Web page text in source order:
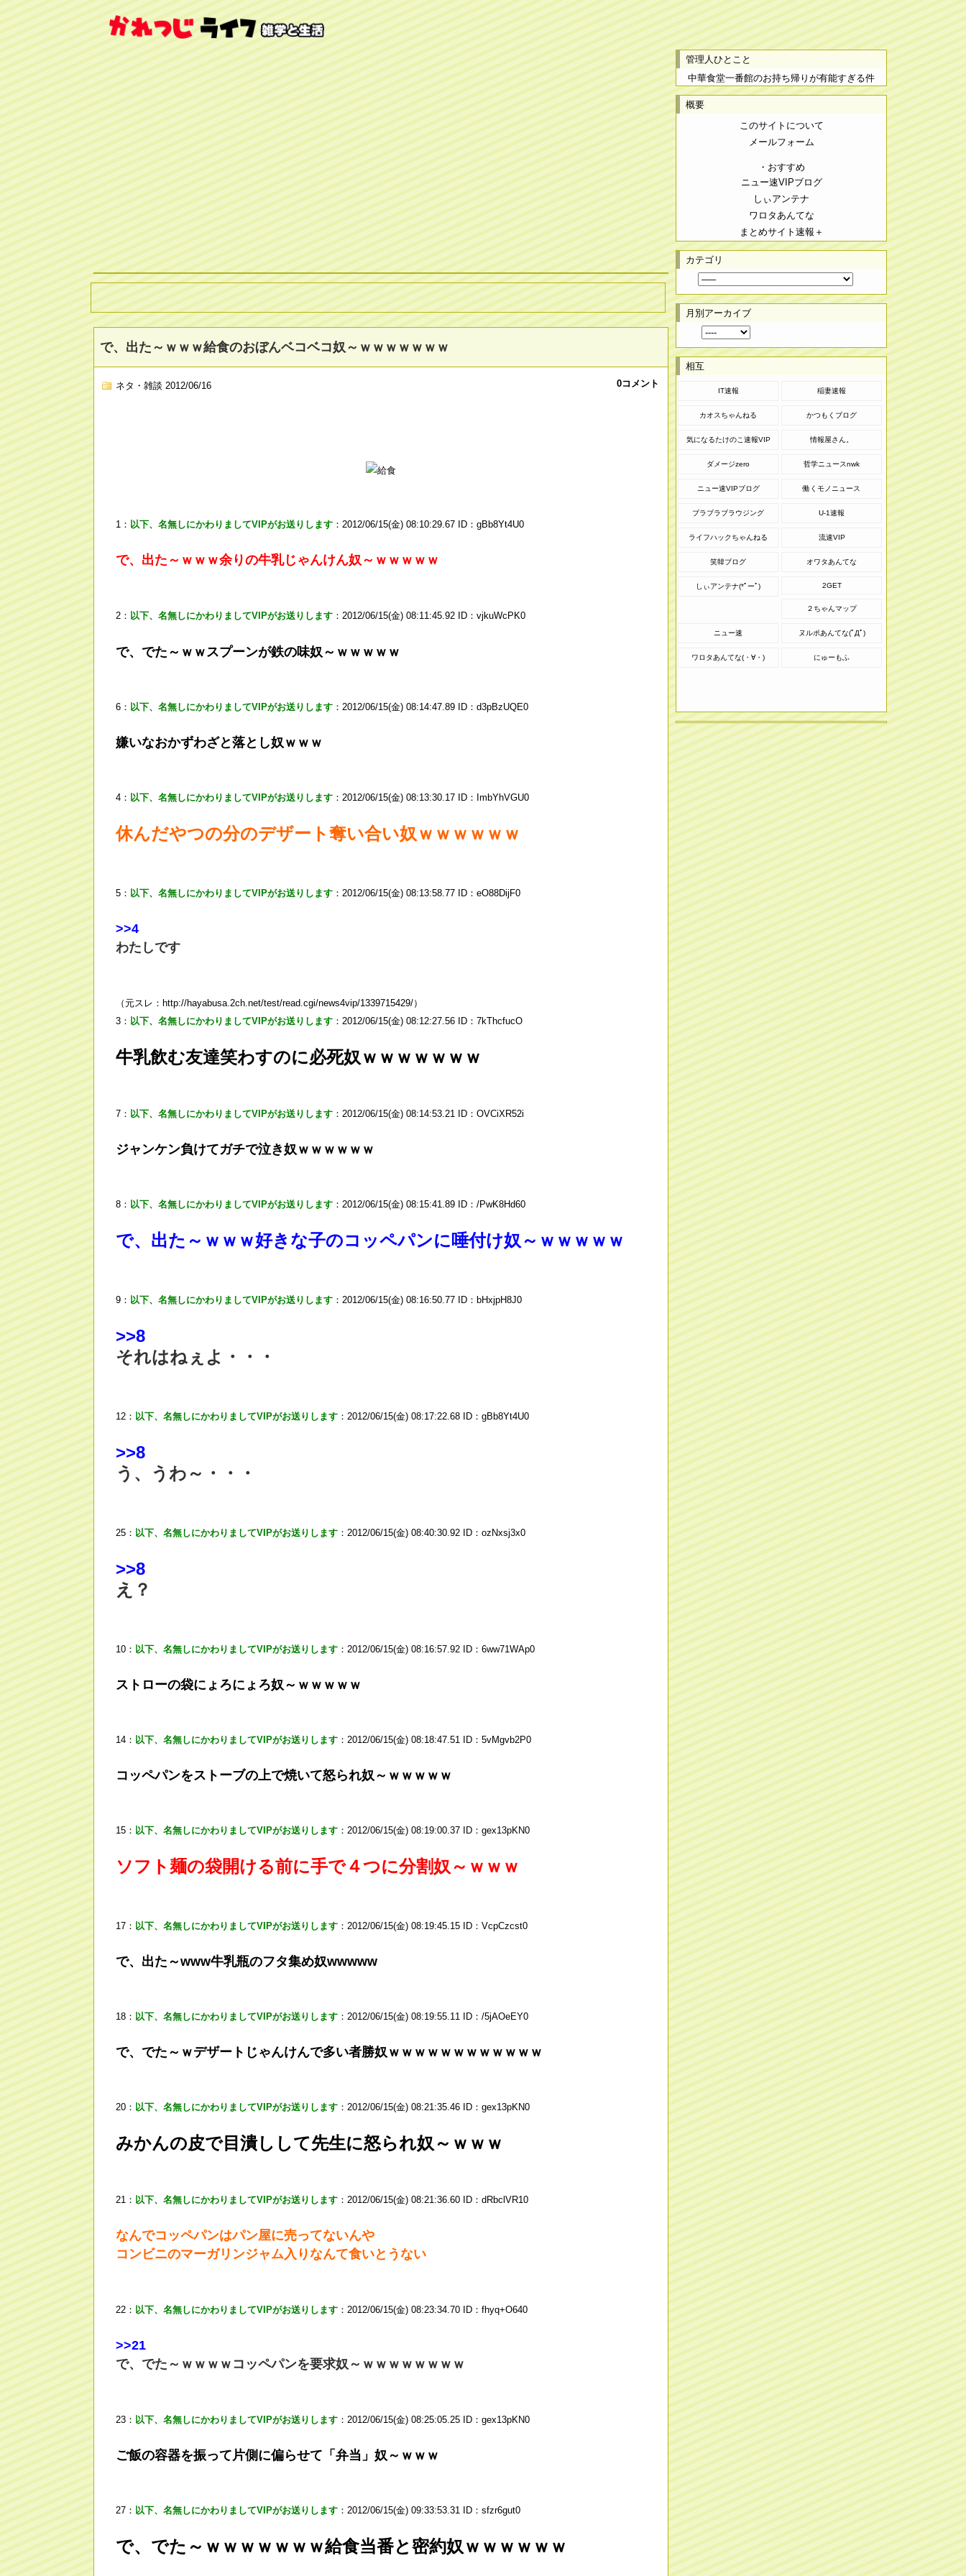
で、出た～ｗｗｗ給食のおぼんベコベコ奴～ｗｗｗｗｗｗｗ
ネタ・雑談 2012/06/16 0コメント
1： 以下、名無しにかわりましてVIPがお送りします ：2012/06/15(金) 08:10:29.67 ID：gBb8Yt4U0
で、出た～ｗｗｗ余りの牛乳じゃんけん奴～ｗｗｗｗｗ
2： 以下、名無しにかわりましてVIPがお送りします ：2012/06/15(金) 08:11:45.92 ID：vjkuWcPK0
で、でた～ｗｗスプーンが鉄の味奴～ｗｗｗｗｗ
6： 以下、名無しにかわりましてVIPがお送りします ：2012/06/15(金) 08:14:47.89 ID：d3pBzUQE0
嫌いなおかずわざと落とし奴ｗｗｗ
4： 以下、名無しにかわりましてVIPがお送りします ：2012/06/15(金) 08:13:30.17 ID：ImbYhVGU0
休んだやつの分のデザート奪い合い奴ｗｗｗｗｗｗ
5： 以下、名無しにかわりましてVIPがお送りします ：2012/06/15(金) 08:13:58.77 ID：eO88DijF0
>>4
わたしです
（元スレ：http://hayabusa.2ch.net/test/read.cgi/news4vip/1339715429/）
3： 以下、名無しにかわりましてVIPがお送りします ：2012/06/15(金) 08:12:27.56 ID：7kThcfucO
牛乳飲む友達笑わすのに必死奴ｗｗｗｗｗｗｗ
7： 以下、名無しにかわりましてVIPがお送りします ：2012/06/15(金) 08:14:53.21 ID：OVCiXR52i
ジャンケン負けてガチで泣き奴ｗｗｗｗｗｗ
8： 以下、名無しにかわりましてVIPがお送りします ：2012/06/15(金) 08:15:41.89 ID：/PwK8Hd60
で、出た～ｗｗｗ好きな子のコッペパンに唾付け奴～ｗｗｗｗｗ
9： 以下、名無しにかわりましてVIPがお送りします ：2012/06/15(金) 08:16:50.77 ID：bHxjpH8J0
>>8
それはねぇよ・・・
12： 以下、名無しにかわりましてVIPがお送りします ：2012/06/15(金) 08:17:22.68 ID：gBb8Yt4U0
>>8
う、うわ～・・・
25： 以下、名無しにかわりましてVIPがお送りします ：2012/06/15(金) 08:40:30.92 ID：ozNxsj3x0
>>8
え？
10： 以下、名無しにかわりましてVIPがお送りします ：2012/06/15(金) 08:16:57.92 ID：6ww71WAp0
ストローの袋にょろにょろ奴～ｗｗｗｗｗ
14： 以下、名無しにかわりましてVIPがお送りします ：2012/06/15(金) 08:18:47.51 ID：5vMgvb2P0
コッペパンをストーブの上で焼いて怒られ奴～ｗｗｗｗｗ
15： 以下、名無しにかわりましてVIPがお送りします ：2012/06/15(金) 08:19:00.37 ID：gex13pKN0
ソフト麺の袋開ける前に手で４つに分割奴～ｗｗｗ
17： 以下、名無しにかわりましてVIPがお送りします ：2012/06/15(金) 08:19:45.15 ID：VcpCzcst0
で、出た～www牛乳瓶のフタ集め奴wwwww
18： 以下、名無しにかわりましてVIPがお送りします ：2012/06/15(金) 08:19:55.11 ID：/5jAOeEY0
で、でた～ｗデザートじゃんけんで多い者勝奴ｗｗｗｗｗｗｗｗｗｗｗｗ
20： 以下、名無しにかわりましてVIPがお送りします ：2012/06/15(金) 08:21:35.46 ID：gex13pKN0
みかんの皮で目潰しして先生に怒られ奴～ｗｗｗ
21： 以下、名無しにかわりましてVIPがお送りします ：2012/06/15(金) 08:21:36.60 ID：dRbclVR10
なんでコッペパンはパン屋に売ってないんや
コンビニのマーガリンジャム入りなんて食いとうない
22： 以下、名無しにかわりましてVIPがお送りします ：2012/06/15(金) 08:23:34.70 ID：fhyq+O640
>>21
で、でた～ｗｗｗｗコッペパンを要求奴～ｗｗｗｗｗｗｗｗ
23： 以下、名無しにかわりましてVIPがお送りします ：2012/06/15(金) 08:25:05.25 ID：gex13pKN0
ご飯の容器を振って片側に偏らせて「弁当」奴～ｗｗｗ
27： 以下、名無しにかわりましてVIPがお送りします ：2012/06/15(金) 09:33:53.31 ID：sfzr6gut0
で、でた～ｗｗｗｗｗｗｗ給食当番と密約奴ｗｗｗｗｗｗ
管理人ひとこと
中華食堂一番館のお持ち帰りが有能すぎる件
概要
このサイトについて
メールフォーム
・おすすめ
ニュー速VIPブログ
しぃアンテナ
ワロタあんてな
まとめサイト速報＋
カテゴリ
月別アーカイブ
相互
IT速報 稲妻速報
カオスちゃんねる かつもくブログ
気になるたけのこ速報VIP 情報屋さん。
ダメージzero 哲学ニュースnwk
ニュー速VIPブログ 働くモノニュース
ブラブラブラウジング U-1速報
ライフハックちゃんねる 流速VIP
笑韓ブログ オワタあんてな
しぃアンテナ(*ﾟーﾟ) 2GET
２ちゃんマップ
ニュー速 ヌルポあんてな(ﾟДﾟ)
ワロタあんてな(・∀・) にゅーもふ